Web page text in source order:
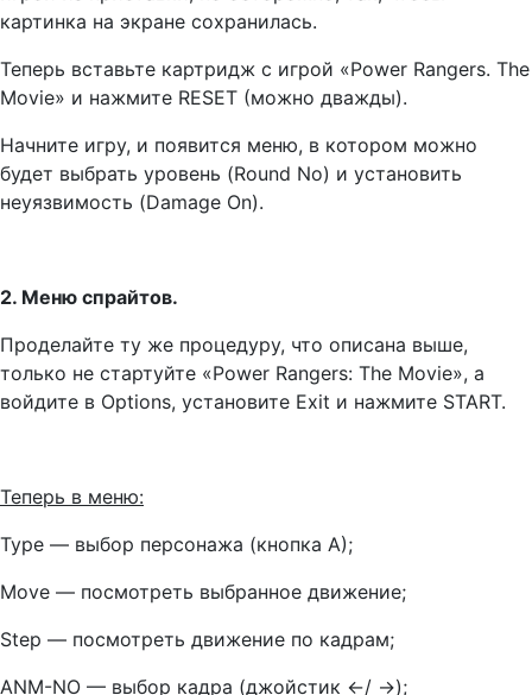
картинка на экране сохранилась.
Теперь вставьте картридж с игрой «Power Rangers. The
Movie» и нажмите RESET (можно дважды).
Начните игру, и появится меню, в котором можно
будет выбрать уровень (Round No) и установить
неуязвимость (Damage On).
2. Меню спрайтов.
Проделайте ту же процедуру, что описана выше,
только не стартуйте «Power Rangers: The Movie», а
войдите в Options, установите Exit и нажмите START.
Теперь в меню:
Type — выбор персонажа (кнопка А);
Move — посмотреть выбранное движение;
Step — посмотреть движение по кадрам;
ANM-NO — выбор кадра (джойстик ←/ →);